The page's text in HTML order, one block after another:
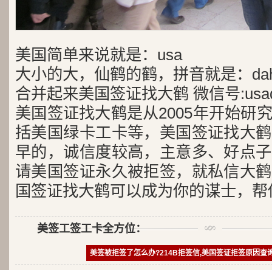
美国简单来说就是：usa
大小的大，仙鹤的鹤，拼音就是：
合并起来美国签证找大鹤 微信号
美国签证找大鹤是从2005年开始研
括美国绿卡工卡等，美国签证找大
早的，诚信度较高，主意多、好点
请美国签证永久被拒签，就私信大
国签证找大鹤可以成为你的谋士，
美签工签工卡全方位：
美签被拒签了怎么办?214B拒签信,美国签证拒签原因查